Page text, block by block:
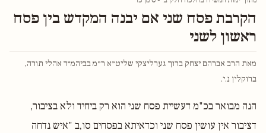
הקרבת פסח שני אם יבנה המקדש בין פסח
ראשון לשני
מאת הרב אברהם יצחק ברוך גערליצקי שליט״א ר״מ בביהמ״ד אהלי תורה,
ברוקלין נ.י.
הנה מבואר בכ"מ דעשיית פסח שני הוא רק ביחיד ולא בציבור,
דציבור אין עושין פסח שני וכדאיתא בפסחים סו,ב "איש נדחה